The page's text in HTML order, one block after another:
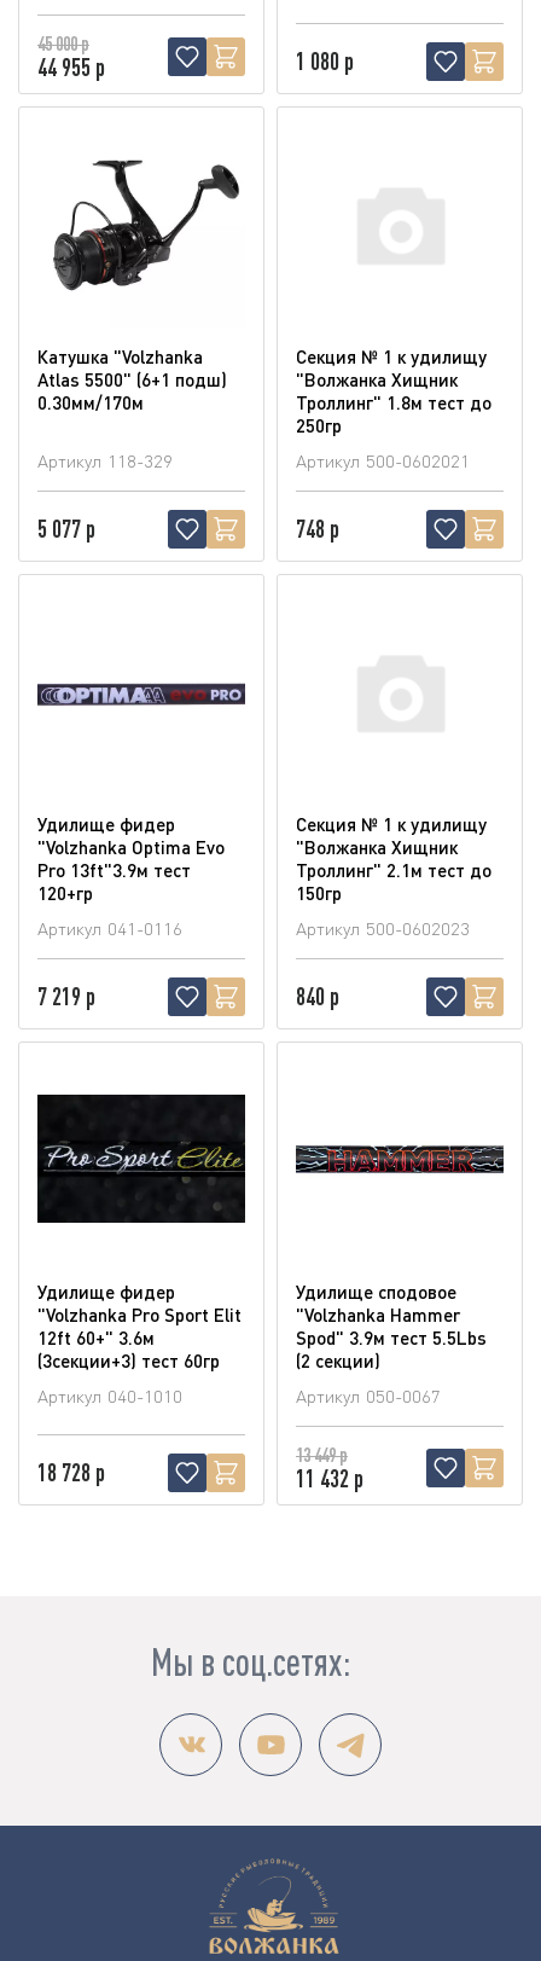
45 000 р
44 955 р 1 080 р
Катушка "Volzhanka
Atlas 5500" (6+1 подш)
0.30мм/170м
Артикул 118-329
5 077 р
Секция № 1 к удилищу
"Волжанка Хищник
Троллинг" 1.8м тест до
250гр
Артикул 500-0602021
748 р
Удилище фидер
"Volzhanka Optima Evo
Pro 13ft"3.9м тест
120+гр
Артикул 041-0116
7 219 р
Секция № 1 к удилищу
"Волжанка Хищник
Троллинг" 2.1м тест до
150гр
Артикул 500-0602023
840 р
Удилище фидер
"Volzhanka Pro Sport Elit
12ft 60+" 3.6м
(3секции+3) тест 60гр
Артикул 040-1010
18 728 р
Удилище сподовое
"Volzhanka Hammer
Spod" 3.9м тест 5.5Lbs
(2 секции)
Артикул 050-0067
13 449 р
11 432 р
Мы в соц.сетях: